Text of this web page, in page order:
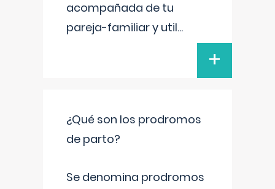
acompañada de tu
pareja-familiar y util...
+
¿Qué son los prodromos
de parto?
Se denomina prodromos